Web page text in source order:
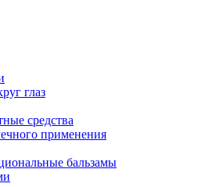
глаз
средства
применения
бальзамы